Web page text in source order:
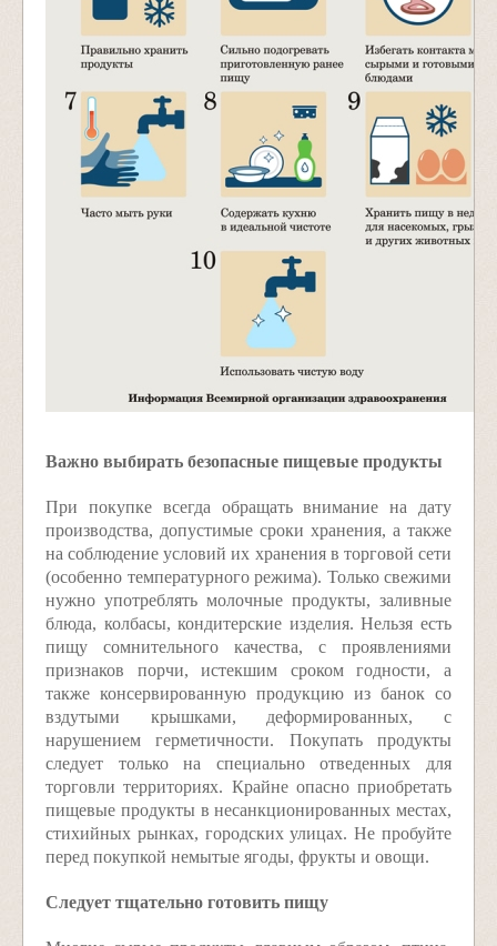
Важно выбирать безопасные пищевые продукты
При покупке всегда обращать внимание на дату
производства, допустимые сроки хранения, а также
на соблюдение условий их хранения в торговой сети
(особенно температурного режима). Только свежими
нужно употреблять молочные продукты, заливные
блюда, колбасы, кондитерские изделия. Нельзя есть
пищу сомнительного качества, с проявлениями
признаков порчи, истекшим сроком годности, а
также консервированную продукцию из банок со
вздутыми крышками, деформированных, с
нарушением герметичности. Покупать продукты
следует только на специально отведенных для
торговли территориях. Крайне опасно приобретать
пищевые продукты в несанкционированных местах,
стихийных рынках, городских улицах. Не пробуйте
перед покупкой немытые ягоды, фрукты и овощи.
Следует тщательно готовить пищу